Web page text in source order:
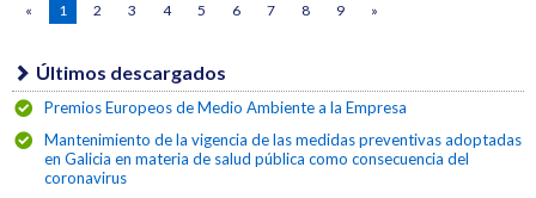
« 1 2 3 4 5 6 7 8 9 »
Últimos descargados
Premios Europeos de Medio Ambiente a la Empresa
Mantenimiento de la vigencia de las medidas preventivas adoptadas
en Galicia en materia de salud pública como consecuencia del
coronavirus